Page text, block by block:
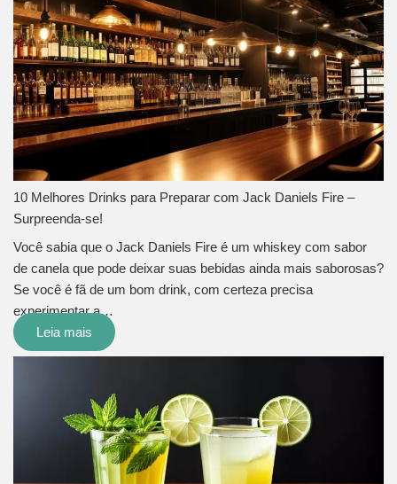
10 Melhores Drinks para Preparar com Jack Daniels Fire –
Surpreenda-se!
Você sabia que o Jack Daniels Fire é um whiskey com sabor
de canela que pode deixar suas bebidas ainda mais saborosas?
Se você é fã de um bom drink, com certeza precisa
experimentar a…
Leia mais